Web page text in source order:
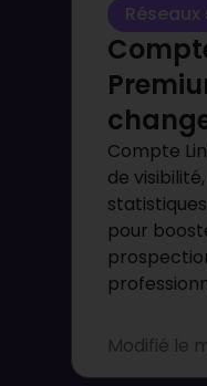
Compte
de
pour
Modifié le